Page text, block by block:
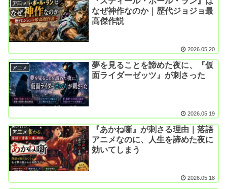
ア二メ
なぜ神作なのか｜歴代ジョジョ最
高傑作説
2026.05.20
ア二メ
夢を見ることを諦めた夜に、『仮
面ライダーゼッツ』が刺さった
2026.05.19
ア二メ
『あかね噺』が刺さる理由｜落語
アニメなのに、人生を諦めた夜に
効いてしまう
2026.05.18